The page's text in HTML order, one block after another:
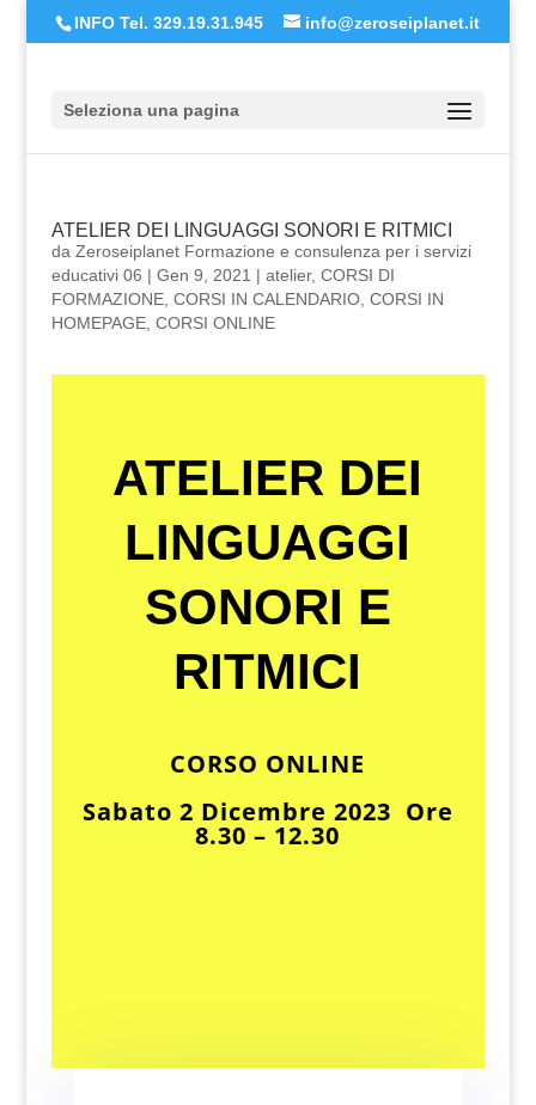
INFO Tel. 329.19.31.945 info@zeroseiplanet.it
Seleziona una pagina
ATELIER DEI LINGUAGGI SONORI E RITMICI
da Zeroseiplanet Formazione e consulenza per i servizi
educativi 06 | Gen 9, 2021 | atelier, CORSI DI
FORMAZIONE, CORSI IN CALENDARIO, CORSI IN
HOMEPAGE, CORSI ONLINE
ATELIER DEI
LINGUAGGI
SONORI E
RITMICI
CORSO ONLINE
Sabato 2 Dicembre 2023 Ore
8.30 – 12.30